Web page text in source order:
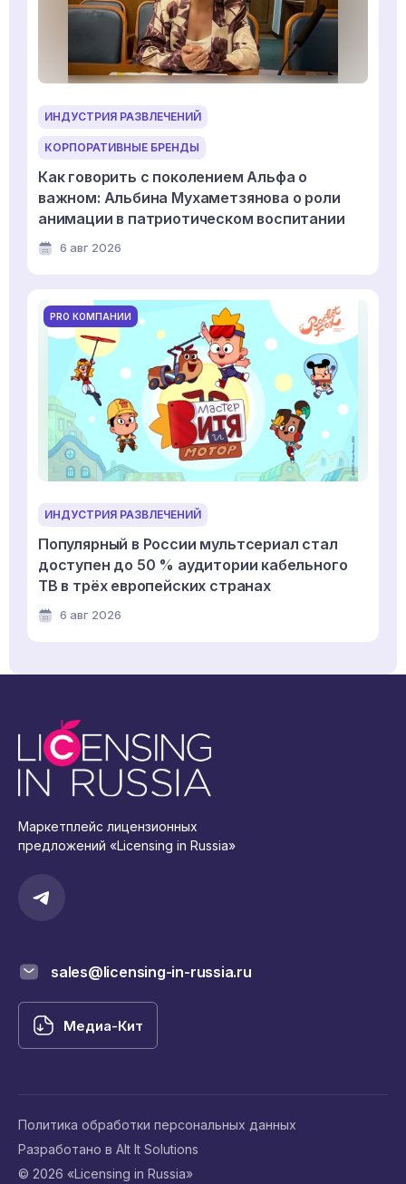
ИНДУСТРИЯ РАЗВЛЕЧЕНИЙ
КОРПОРАТИВНЫЕ БРЕНДЫ
Как говорить с поколением Альфа о
важном: Альбина Мухаметзянова о роли
анимации в патриотическом воспитании
6 авг 2026
PRO КОМПАНИИ
ИНДУСТРИЯ РАЗВЛЕЧЕНИЙ
Популярный в России мультсериал стал
доступен до 50 % аудитории кабельного
ТВ в трёх европейских странах
6 авг 2026
Маркетплейс лицензионных
предложений «Licensing in Russia»
sales@licensing-in-russia.ru
Медиа-Кит
© 2026 «Licensing in Russia»
Политика обработки персональных данных
Разработано в Alt It Solutions